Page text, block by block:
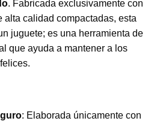
. Fabricada exclusivamente con
alta calidad compactadas, esta
juguete; es una herramienta de
que ayuda a mantener a los
: Elaborada únicamente con